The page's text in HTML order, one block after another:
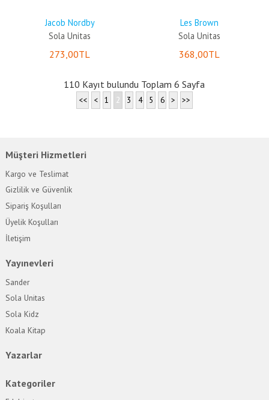
Jacob Nordby
Sola Unitas
273 ,00TL
Les Brown
Sola Unitas
368 ,00TL
110 Kayıt bulundu Toplam 6 Sayfa
<< < 1 2 3 4 5 6 > >>
Müşteri Hizmetleri
Kargo ve Teslimat
Gizlilik ve Güvenlik
Sipariş Koşulları
Üyelik Koşulları
İletişim
Yayınevleri
Sander
Sola Unitas
Sola Kidz
Koala Kitap
Yazarlar
Kategoriler